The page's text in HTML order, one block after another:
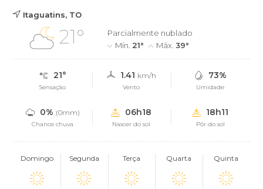
Itaguatins, TO
21°
Parcialmente nublado
Mín. 21° Máx.39°
21°
Sensação
1.41 km/h
Vento
73%
Umidade
0% (0mm)
Chance chuva
06h18
Nascer do sol
18h11
Pôr do sol
Domingo Segunda Terça Quarta Quinta